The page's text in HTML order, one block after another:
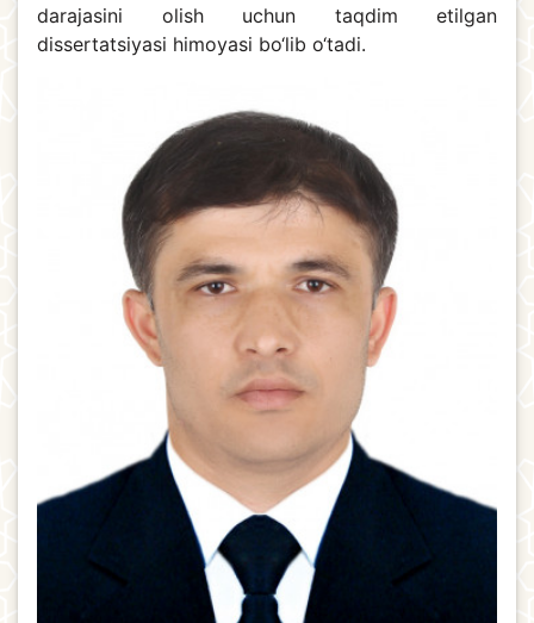
darajasini olish uchun taqdim etilgan
dissertatsiyasi himoyasi bo‘lib o‘tadi.